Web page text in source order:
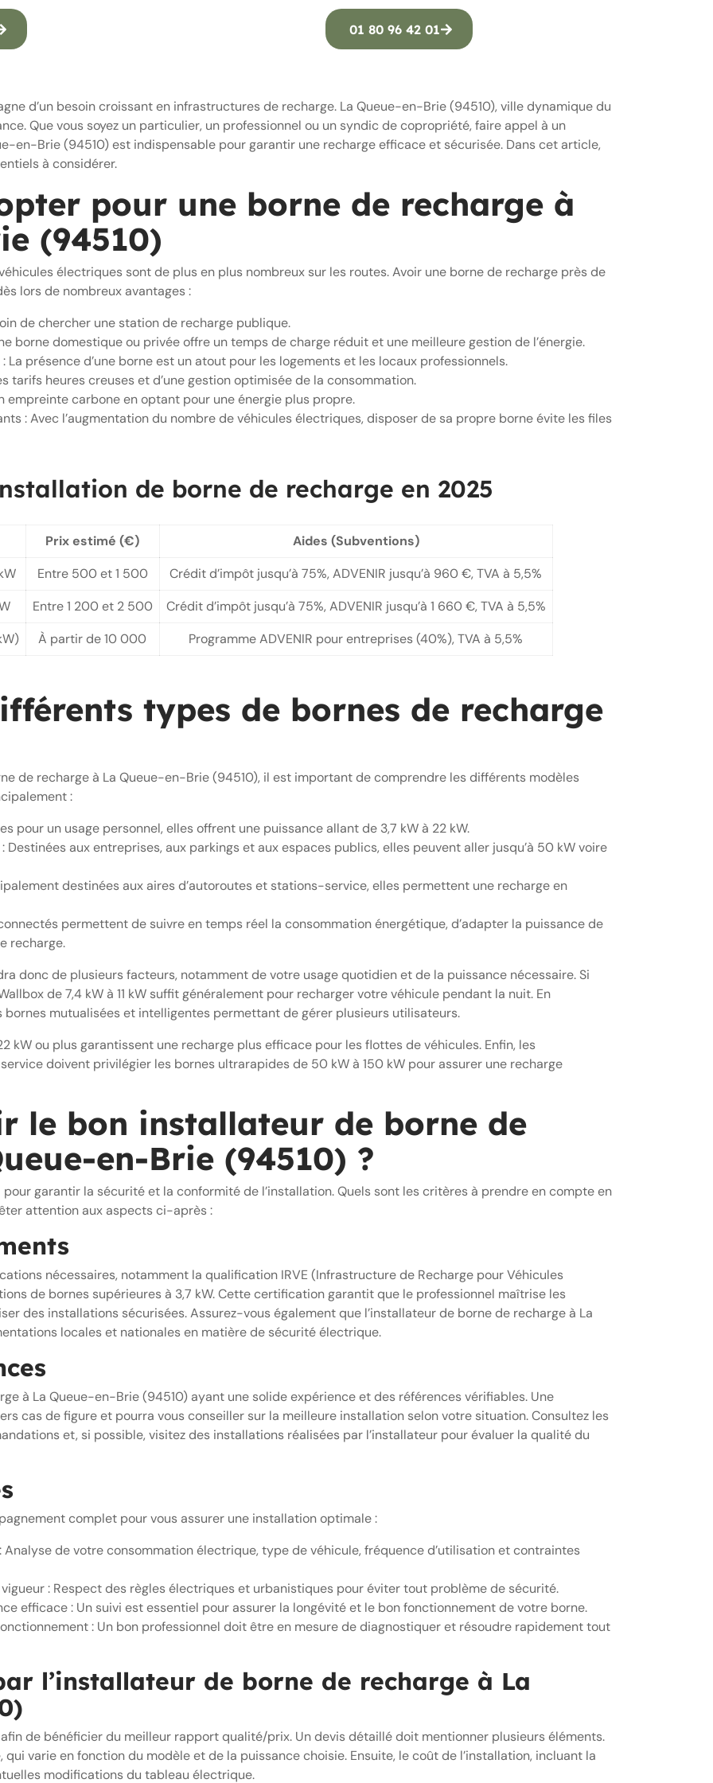
01 80 96 42 01
d’un besoin croissant en infrastructures de recharge. La Queue-en-Brie (94510), ville dynamique du
Que vous soyez un particulier, un professionnel ou un syndic de copropriété, faire appel à un
en-Brie (94510) est indispensable pour garantir une recharge efficace et sécurisée. Dans cet article,
à considérer.
pour une borne de recharge à
(94510)
électriques sont de plus en plus nombreux sur les routes. Avoir une borne de recharge près de
lors de nombreux avantages :
de chercher une station de recharge publique.
borne domestique ou privée offre un temps de charge réduit et une meilleure gestion de l’énergie.
présence d’une borne est un atout pour les logements et les locaux professionnels.
tarifs heures creuses et d’une gestion optimisée de la consommation.
empreinte carbone en optant pour une énergie plus propre.
: Avec l’augmentation du nombre de véhicules électriques, disposer de sa propre borne évite les files
de borne de recharge en 2025
Prix estimé (€)
Aides (Subventions)
Entre 500 et 1 500
Crédit d’impôt jusqu’à 75%, ADVENIR jusqu’à 960 €, TVA à 5,5%
Entre 1 200 et 2 500
Crédit d’impôt jusqu’à 75%, ADVENIR jusqu’à 1 660 €, TVA à 5,5%
À partir de 10 000 Programme ADVENIR pour entreprises (40%), TVA à 5,5%
types de bornes de recharge
de recharge à La Queue-en-Brie (94510), il est important de comprendre les différents modèles
:
pour un usage personnel, elles offrent une puissance allant de 3,7 kW à 22 kW.
aux entreprises, aux parkings et aux espaces publics, elles peuvent aller jusqu’à 50 kW voire
destinées aux aires d’autoroutes et stations-service, elles permettent une recharge en
permettent de suivre en temps réel la consommation énergétique, d’adapter la puissance de
recharge.
donc de plusieurs facteurs, notamment de votre usage quotidien et de la puissance nécessaire. Si
de 7,4 kW à 11 kW suffit généralement pour recharger votre véhicule pendant la nuit. En
mutualisées et intelligentes permettant de gérer plusieurs utilisateurs.
kW ou plus garantissent une recharge plus efficace pour les flottes de véhicules. Enfin, les
doivent privilégier les bornes ultrarapides de 50 kW à 150 kW pour assurer une recharge
le bon installateur de borne de
en-Brie (94510) ?
garantir la sécurité et la conformité de l’installation. Quels sont les critères à prendre en compte en
attention aux aspects ci-après :
nécessaires, notamment la qualification IRVE (Infrastructure de Recharge pour Véhicules
de bornes supérieures à 3,7 kW. Cette certification garantit que le professionnel maîtrise les
des installations sécurisées. Assurez-vous également que l’installateur de borne de recharge à La
locales et nationales en matière de sécurité électrique.
à La Queue-en-Brie (94510) ayant une solide expérience et des références vérifiables. Une
cas de figure et pourra vous conseiller sur la meilleure installation selon votre situation. Consultez les
et, si possible, visitez des installations réalisées par l’installateur pour évaluer la qualité du
complet pour vous assurer une installation optimale :
Analyse de votre consommation électrique, type de véhicule, fréquence d’utilisation et contraintes
: Respect des règles électriques et urbanistiques pour éviter tout problème de sécurité.
efficace : Un suivi est essentiel pour assurer la longévité et le bon fonctionnement de votre borne.
: Un bon professionnel doit être en mesure de diagnostiquer et résoudre rapidement tout
l’installateur de borne de recharge à La
de bénéficier du meilleur rapport qualité/prix. Un devis détaillé doit mentionner plusieurs éléments.
varie en fonction du modèle et de la puissance choisie. Ensuite, le coût de l’installation, incluant la
modifications du tableau électrique.